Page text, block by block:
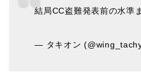
結局CC盗難発表前の水準
— タキオン